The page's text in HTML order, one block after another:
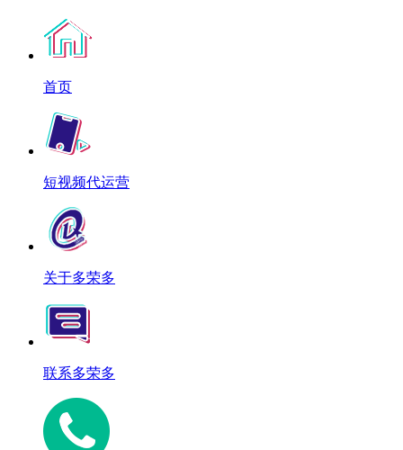
首页
短视频代运营
关于多荣多
联系多荣多